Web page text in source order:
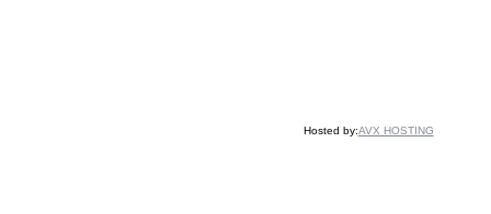
Hosted by:AVX HOSTING